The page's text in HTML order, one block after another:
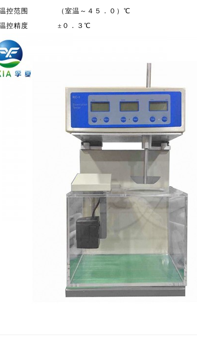
控范围 （室温～４５．０）℃
控精度 ±０．３℃